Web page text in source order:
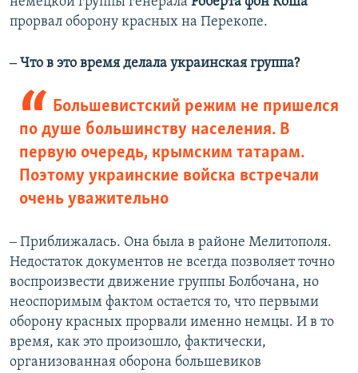
прорвал оборону красных на Перекопе.
‒ Что в это время делала украинская группа?
Большевистский режим не пришелся
по душе большинству населения. В
первую очередь, крымским татарам.
Поэтому украинские войска встречали
очень уважительно
‒ Приближалась. Она была в районе Мелитополя.
Недостаток документов не всегда позволяет точно
воспроизвести движение группы Болбочана, но
неоспоримым фактом остается то, что первыми
оборону красных прорвали именно немцы. И в то
время, как это произошло, фактически,
организованная оборона большевиков